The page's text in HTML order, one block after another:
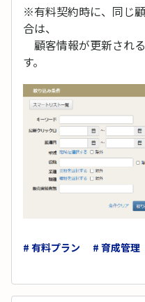
※有料契約時に、同じ
合は、
顧客情報が更新され
す。
# 有料プラン # 育成管理